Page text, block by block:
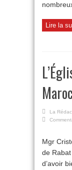
Lire la
Maroc
La
Mgr
de
d’avoir